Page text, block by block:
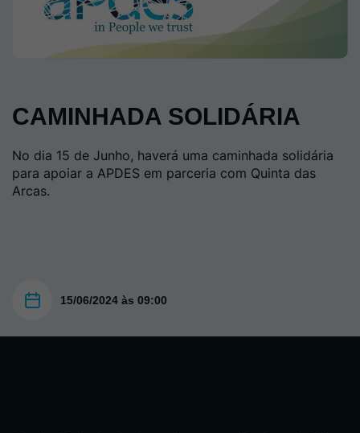
CAMINHADA SOLIDÁRIA
No dia 15 de Junho, haverá uma caminhada solidária
para apoiar a APDES em parceria com Quinta das
Arcas.
15/06/2024 às 09:00